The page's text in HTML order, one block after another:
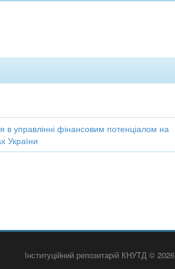
в управлінні фінансовим потенціалом на
України
Інституційний репозитарій КНУТД © 2026